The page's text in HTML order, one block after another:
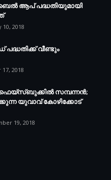
ആപ് പദ്ധതിയുമായി
10, 2018
പദ്ധതിക്ക് വീണ്ടും
2018
സമ്പന്നന്‍;
യുവാവ് കോഴിക്കോട്
19, 2018